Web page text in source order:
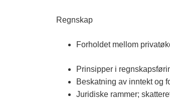
Regnskap
Forholdet mellom
Prinsipper i
Beskatning av inntekt og
Juridiske rammer;